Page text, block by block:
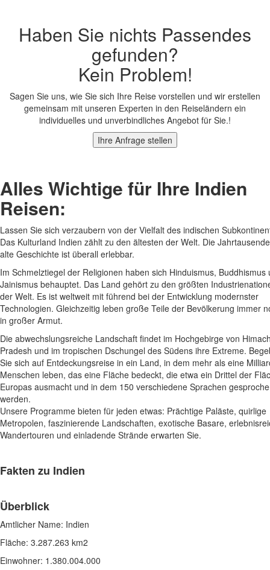
Haben Sie nichts Passendes
gefunden?
Kein Problem!
Sagen Sie uns, wie Sie sich Ihre Reise vorstellen und wir erstellen
gemeinsam mit unseren Experten in den Reiseländern ein
individuelles und unverbindliches Angebot für Sie.!
Ihre Anfrage stellen
Alles Wichtige für Ihre Indien
Reisen:
Lassen Sie sich verzaubern von der Vielfalt des indischen
Das Kulturland Indien zählt zu den ältesten der Welt. Die Jahrtausende
alte Geschichte ist überall erlebbar.
Im Schmelztiegel der Religionen haben sich Hinduismus, Buddhismus
Jainismus behauptet. Das Land gehört zu den größten
der Welt. Es ist weltweit mit führend bei der Entwicklung modernster
Technologien. Gleichzeitig leben große Teile der Bevölkerung immer
in großer Armut.
Die abwechslungsreiche Landschaft findet im Hochgebirge von
Pradesh und im tropischen Dschungel des Südens ihre Extreme.
Sie sich auf Entdeckungsreise in ein Land, in dem mehr als eine
Menschen leben, das eine Fläche bedeckt, die etwa ein Drittel der
Europas ausmacht und in dem 150 verschiedene Sprachen
werden.
Unsere Programme bieten für jeden etwas: Prächtige Paläste, quirlige
Metropolen, faszinierende Landschaften, exotische Basare,
Wandertouren und einladende Strände erwarten Sie.
Fakten zu Indien
Überblick
Amtlicher Name: Indien
Fläche: 3.287.263 km2
Einwohner: 1.380.004.000